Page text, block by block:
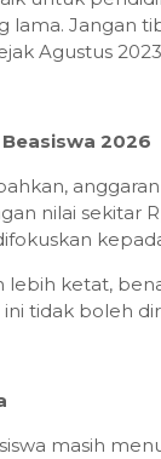
lama. Jangan
Agustus
2026
nilai sekitar
lebih ketat,
tidak boleh
masih